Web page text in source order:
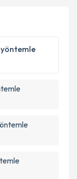
Aydınlatma
belirtilen